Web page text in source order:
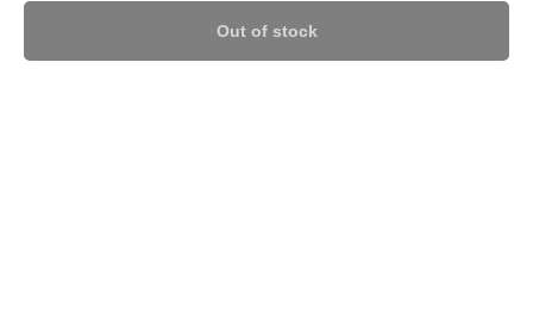
Out of stock